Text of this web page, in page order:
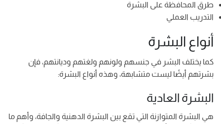
طرق المحافظة على البشرة
التدريب العملي
أنواع البشرة
كما يختلف البشر في جنسهم ولونهم ولغتهم وديانتهم، فإن
بشرتهم أيضًا ليست متشابهة، وهذه أنواع البشرة:
البشرة العادية
هي البشرة المتوازنة التي تقع بين البشرة الدهنية والجافة، وأهم ما